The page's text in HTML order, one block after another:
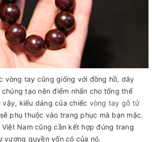
vòng tay cũng giống với đồng hồ, dây
tạo nên điểm nhấn cho tổng thể
kiểu dáng của chiếc vòng tay gỗ tử
sẽ phụ thuộc vào trang phục mà bạn mặc.
Nam cũng cần kết hợp đúng trang
vương quyền vốn có của nó.